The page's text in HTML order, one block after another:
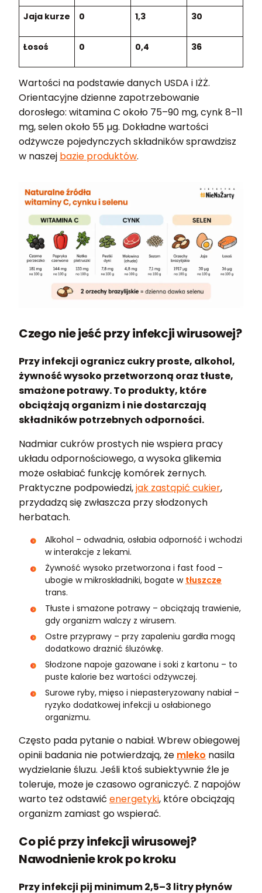
Jaja kurze 0 1,3 30
Łosoś 0 0,4 36
Wartości na podstawie danych USDA i IŻŻ.
Orientacyjne dzienne zapotrzebowanie
dorosłego: witamina C około 75–90 mg, cynk 8–11
mg, selen około 55 µg. Dokładne wartości
odżywcze pojedynczych składników sprawdzisz
w naszej bazie produktów.
Czego nie jeść przy infekcji wirusowej?
Przy infekcji ogranicz cukry proste, alkohol,
żywność wysoko przetworzoną oraz tłuste,
smażone potrawy. To produkty, które
obciążają organizm i nie dostarczają
składników potrzebnych odporności.
Nadmiar cukrów prostych nie wspiera pracy
układu odpornościowego, a wysoka glikemia
może osłabiać funkcję komórek żernych.
Praktyczne podpowiedzi,jak zastąpić cukier,
przydadzą się zwłaszcza przy słodzonych
herbatach.
Alkohol – odwadnia, osłabia odporność i wchodzi
w interakcje z lekami.
Żywność wysoko przetworzona i fast food –
ubogie w mikroskładniki, bogate w tłuszcze
trans.
Tłuste i smażone potrawy – obciążają trawienie,
gdy organizm walczy z wirusem.
Ostre przyprawy – przy zapaleniu gardła mogą
dodatkowo drażnić śluzówkę.
Słodzone napoje gazowane i soki z kartonu – to
puste kalorie bez wartości odżywczej.
Surowe ryby, mięso i niepasteryzowany nabiał –
ryzyko dodatkowej infekcji u osłabionego
organizmu.
Często pada pytanie o nabiał. Wbrew obiegowej
opinii badania nie potwierdzają, że mleko nasila
wydzielanie śluzu. Jeśli ktoś subiektywnie źle je
toleruje, może je czasowo ograniczyć. Z napojów
warto też odstawić energetyki, które obciążają
organizm zamiast go wspierać.
Co pić przy infekcji wirusowej?
Nawodnienie krok po kroku
Przy infekcji pij minimum 2,5–3 litry płynów